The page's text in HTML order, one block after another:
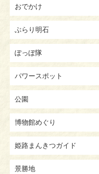
おでかけ
ぶらり明石
ぽっぽ隊
パワースポット
公園
博物館めぐり
姫路まんきつガイド
景勝地